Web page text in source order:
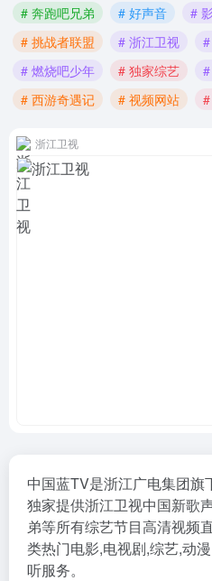
# 奔跑吧兄弟
# 好声音
#
# 挑战者联盟
# 浙江卫视
# 燃烧吧少年
# 独家综艺
# 西游奇遇记
# 视频网站
浙江卫视
中国蓝TV是浙江广电集团旗
独家提供浙江卫视中国新歌
弟等所有综艺节目高清视频
类热门电影,电视剧,综艺,动
听服务。